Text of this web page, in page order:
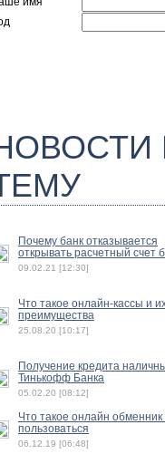
Почему банк отказывается
открывать расчетный счет
09.02.21 [12:30]
Что такое онлайн-кассы и
преимущества
25.08.20 [10:17]
Получение кредита
Тинькофф Банка
05.02.20 [08:12]
Что такое онлайн обменник
пользоваться
06.12.19 [06:48]